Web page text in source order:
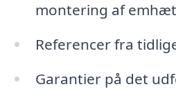
montering af
Referencer fra
Garantier på det